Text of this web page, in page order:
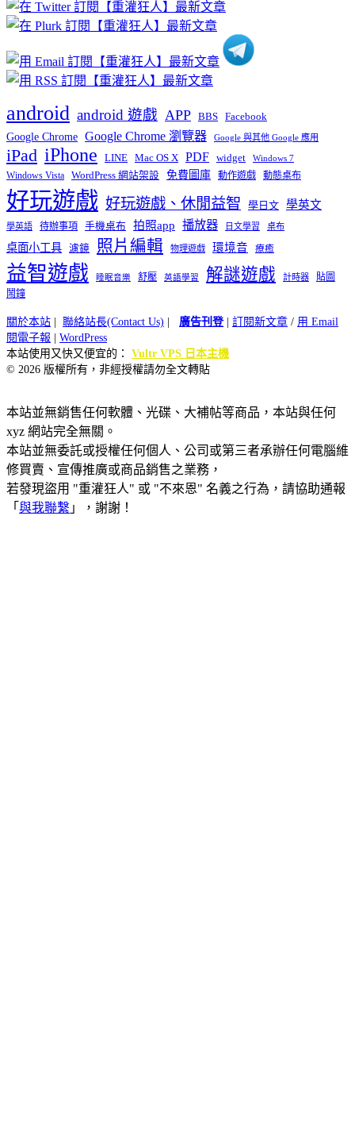
類
android android 遊戲 APP BBS Facebook
Google Chrome Google Chrome 瀏覽器 Google 與其他 Google 應用
iPad iPhone LINE Mac OS X PDF widget Windows 7
Windows Vista WordPress 網站架設 免費圖庫 動作遊戲 動態桌布
好玩遊戲 好玩遊戲、休閒益智 學日文 學英文
學英語 待辦事項 手機桌布 拍照app 播放器 日文學習 桌布
桌面小工具 濾鏡 照片編輯 物理遊戲 環境音 療癒
益智遊戲 睡眠音樂 舒壓 英語學習 解謎遊戲 計時器
貼圖
鬧鐘
關於本站 聯絡站長(Contact Us) 廣告刊登| 訂閱新文章 / 用 Email
閱電子報
WordPress
本站使用又快又便宜的： Vultr VPS 日本主機
© 2026 版權所有，非經授權請勿全文轉貼
本站並無銷售任何軟體、光碟、大補帖等商品，本站與任何
xyz 網站完全無關。
本站並無委託或授權任何個人、公司或第三者承辦任何電腦維
修買賣、宣傳推廣或商品銷售之業務，
若發現盜用 "重灌狂人" 或 "不來恩" 名義之行為，請協助通報
「 與我聯繫 」，謝謝！